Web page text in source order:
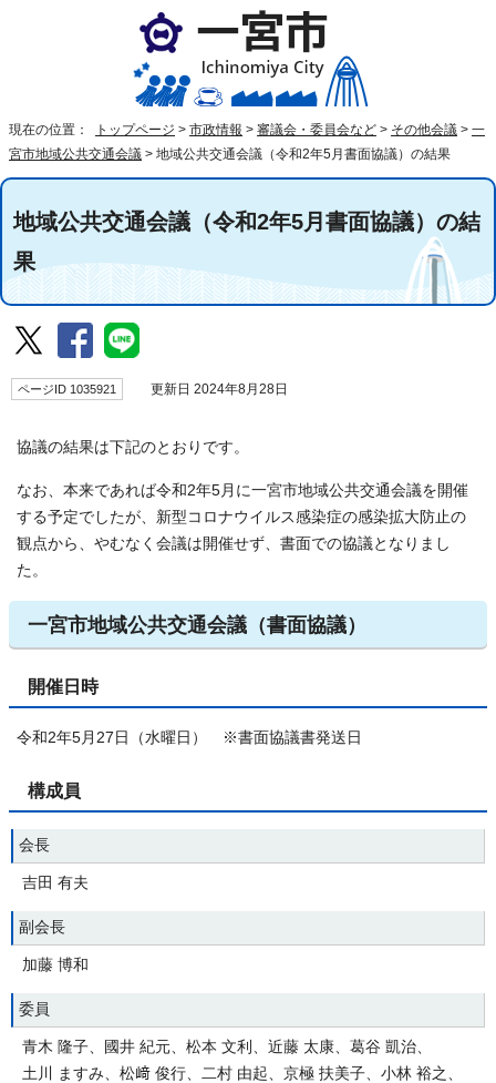
現在の位置： トップページ > 市政情報 > 審議会・委員会など > その他会議 > 一
宮市地域公共交通会議 > 地域公共交通会議（令和2年5月書面協議）の結果
地域公共交通会議（令和2年5月書面協議）の結
果
ページID 1035921 更新日 2024年8月28日
協議の結果は下記のとおりです。
なお、本来であれば令和2年5月に一宮市地域公共交通会議を開催
する予定でしたが、新型コロナウイルス感染症の感染拡大防止の
観点から、やむなく会議は開催せず、書面での協議となりまし
た。
一宮市地域公共交通会議（書面協議）
開催日時
令和2年5月27日（水曜日） ※書面協議書発送日
構成員
会長
吉田 有夫
副会長
加藤 博和
委員
青木 隆子、國井 紀元、松本 文利、近藤 太康、葛谷 凱治、
土川 ますみ、松﨑 俊行、二村 由起、京極 扶美子、小林 裕之、